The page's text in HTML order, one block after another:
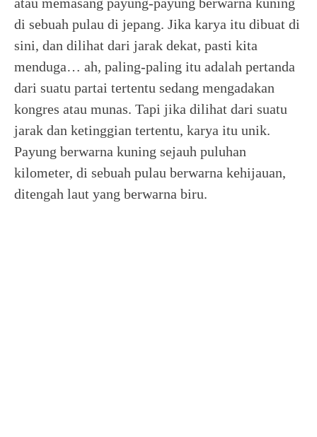
di sebuah pulau di jepang. Jika karya itu dibuat di
sini, dan dilihat dari jarak dekat, pasti kita
menduga… ah, paling-paling itu adalah pertanda
dari suatu partai tertentu sedang mengadakan
kongres atau munas. Tapi jika dilihat dari suatu
jarak dan ketinggian tertentu, karya itu unik.
Payung berwarna kuning sejauh puluhan
kilometer, di sebuah pulau berwarna kehijauan,
ditengah laut yang berwarna biru.